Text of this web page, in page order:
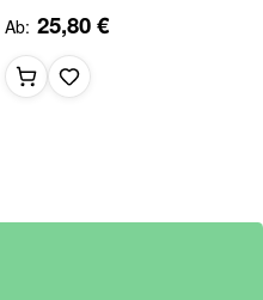
Ab 25,80 €